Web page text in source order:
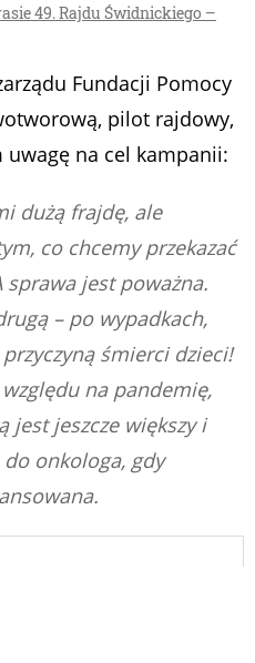
49. Rajdu Świdnickiego –
Fundacji Pomocy
pilot rajdowy,
uwagę na cel kampanii:
dużą frajdę, ale
co chcemy przekazać
sprawa jest poważna.
– po wypadkach,
śmierci dzieci!
na pandemię,
jest jeszcze większy i
onkologa, gdy